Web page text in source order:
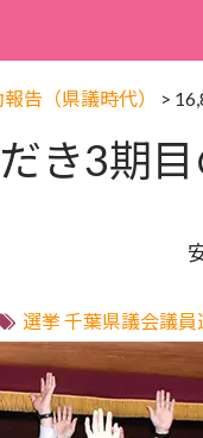
告（県議時代） >
き3期
選挙千葉県議会議員